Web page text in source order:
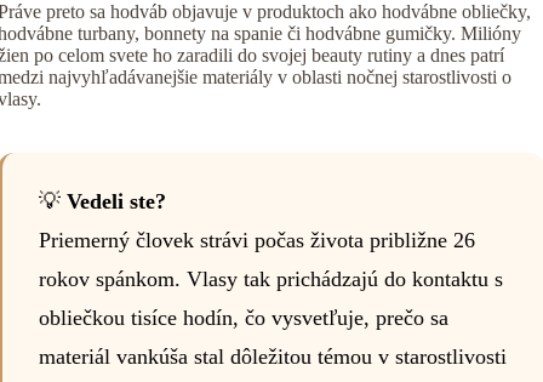
preto sa hodváb objavuje v produktoch ako hodvábne obliečky,
turbany, bonnety na spanie či hodvábne gumičky. Milióny
po celom svete ho zaradili do svojej beauty rutiny a dnes patrí
najvyhľadávanejšie materiály v oblasti nočnej starostlivosti o
💡 Vedeli ste?
Priemerný človek strávi počas života približne 26
rokov spánkom. Vlasy tak prichádzajú do kontaktu s
obliečkou tisíce hodín, čo vysvetľuje, prečo sa
materiál vankúša stal dôležitou témou v starostlivosti